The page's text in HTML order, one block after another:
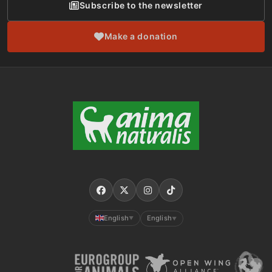
Subscribe to the newsletter
Make a donation
English ▼ English ▼